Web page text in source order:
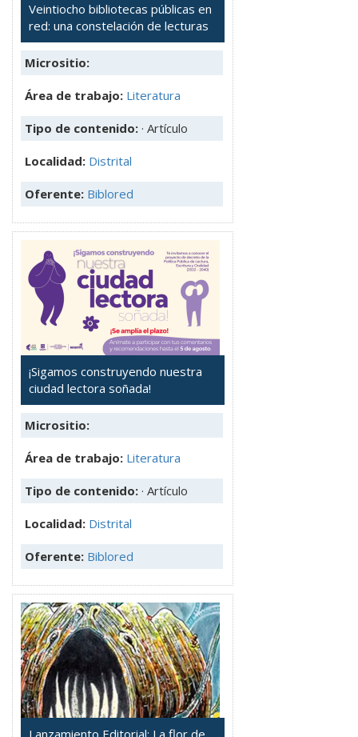
Veintiocho bibliotecas públicas en
red: una constelación de lecturas
Micrositio:
Área de trabajo: Literatura
Tipo de contenido: · Artículo
Localidad: Distrital
Oferente: Biblored
¡Sigamos construyendo nuestra
ciudad lectora soñada!
Micrositio:
Área de trabajo: Literatura
Tipo de contenido: · Artículo
Localidad: Distrital
Oferente: Biblored